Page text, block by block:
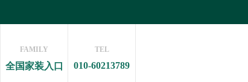
FAMILY
全国家装入口
TEL
010-60213789